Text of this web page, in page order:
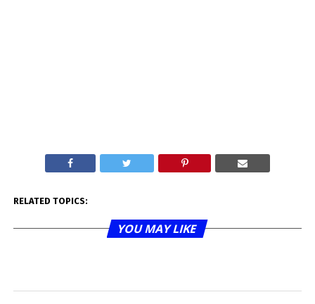
RELATED TOPICS:
YOU MAY LIKE